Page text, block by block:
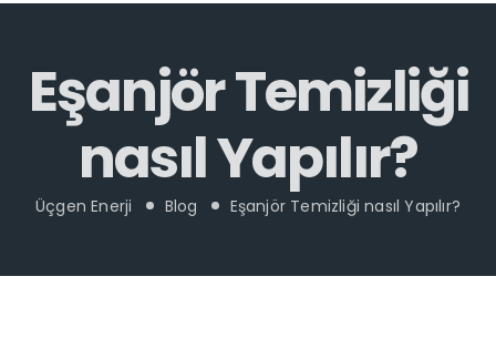
Eşanjör Temizliği
nasıl Yapılır?
Üçgen Enerji Blog Eşanjör Temizliği nasıl Yapılır?